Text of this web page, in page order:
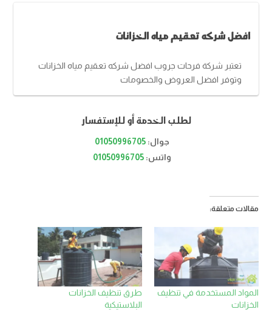
افضل شركه تعقيم مياه الخزانات
تعتبر شركة فرحات جروب افضل شركه تعقيم مياه الخزانات
وتوفر افضل العروض والخصومات
لطلب الخدمة أو للإستفسار
جوال:01050996705
واتس:01050996705
مقالات متعلقة:
المواد المستخدمة في تنظيف
الخزانات
طرق تنظيف الخزانات
البلاستيكية